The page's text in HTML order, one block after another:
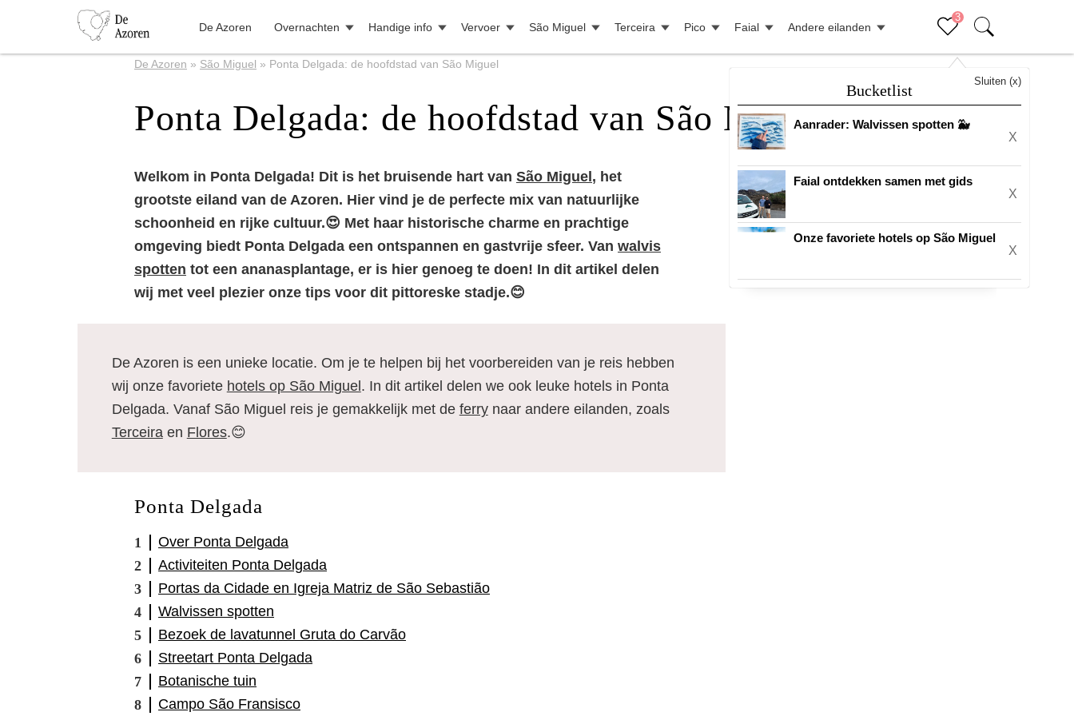
3
De Azoren Overnachten Handige info Vervoer São Miguel Terceira Pico Faial Andere eilanden
Bucketlist
Sluiten (x)
Aanrader: Walvissen spotten 🐳
X
Faial ontdekken samen met gids
X
Onze favoriete hotels op São Miguel
X
De Azoren » São Miguel » Ponta Delgada: de hoofdstad van São Miguel
Ponta Delgada: de hoofdstad van São Miguel
Welkom in Ponta Delgada! Dit is het bruisende hart van São Miguel , het
grootste eiland van de Azoren. Hier vind je de perfecte mix van natuurlijke
schoonheid en rijke cultuur.😍 Met haar historische charme en prachtige
omgeving biedt Ponta Delgada een ontspannen en gastvrije sfeer. Van walvis
spotten tot een ananasplantage, er is hier genoeg te doen! In dit artikel delen
wij met veel plezier onze tips voor dit pittoreske stadje.😊
De Azoren is een unieke locatie. Om je te helpen bij het voorbereiden van je reis hebben
wij onze favoriete hotels op São Miguel . In dit artikel delen we ook leuke hotels in Ponta
Delgada. Vanaf São Miguel reis je gemakkelijk met de ferrynaar andere eilanden, zoals
Terceiraen Flores.😊
Ponta Delgada
Over Ponta Delgada
Activiteiten Ponta Delgada
Portas da Cidade en Igreja Matriz de São Sebastião
Walvissen spotten
Bezoek de lavatunnel Gruta do Carvão
Streetart Ponta Delgada
Botanische tuin
Campo São Fransisco